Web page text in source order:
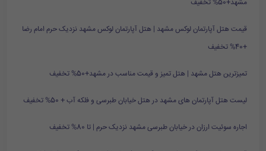
مشهد+50% تخفیف
قیمت هتل آپارتمان لوکس مشهد | هتل آپارتمان لوکس مشهد نزدیک حرم امام رضا
+40% تخفیف
تمیزترین هتل مشهد | هتل تمیز و قیمت مناسب در مشهد+50% تخفیف
لیست هتل آپارتمان های مشهد در هتل خیابان طبرسی و فلکه آب + 50% تخفیف
اجاره سوئیت ارزان در خیابان طبرسی مشهد نزدیک حرم | تا 80% تخفیف